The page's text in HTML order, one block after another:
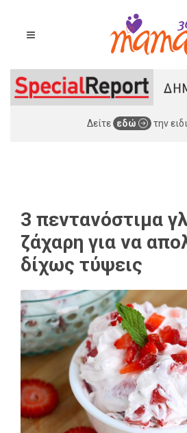
Δείτε εδώ την
3 πεντανόστιμα
ζάχαρη για να
δίχως τύψεις